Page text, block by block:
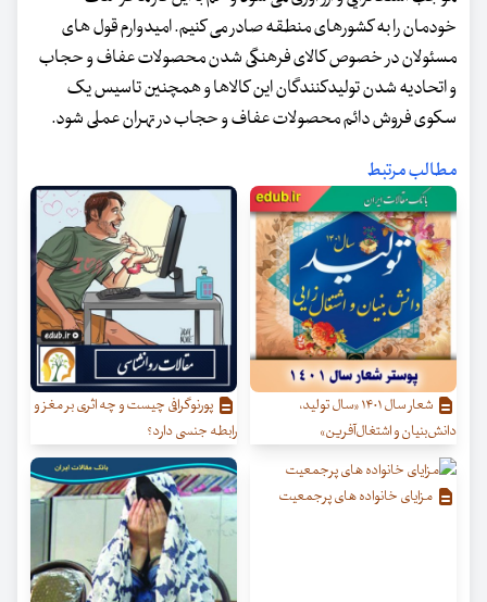
خودمان را به کشورهای منطقه صادر می کنیم. امیدوارم قول های
مسئولان در خصوص کالای فرهنگی شدن محصولات عفاف و حجاب
و اتحادیه شدن تولیدکنندگان این کالاها و همچنین تاسیس یک
سکوی فروش دائم محصولات عفاف و حجاب در تهران عملی شود.
مطالب مرتبط
شعار سال ۱۴۰۱ «سال تولید،
دانش‌بنیان و اشتغال‌آفرین»
پورنوگرافی چیست و چه اثری بر مغز و
رابطه جنسی دارد؟
مزایای خانواده های پرجمعیت